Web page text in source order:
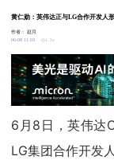
黄仁勋：英伟达正与LG合作开发人
作者：赵月
06-08 11:03
1.3w
6月8日，英伟达
LG集团合作开发